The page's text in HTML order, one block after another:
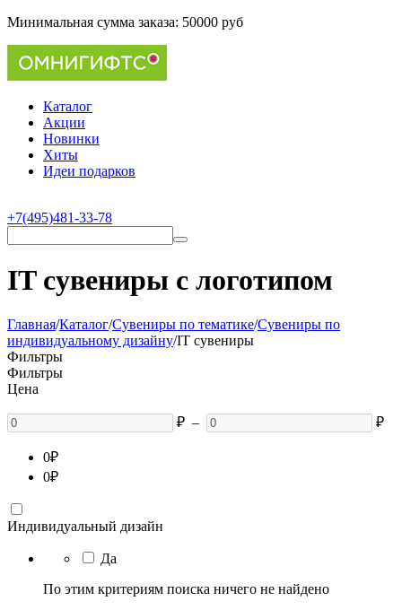
Минимальная сумма заказа: 50000 руб
Каталог
Акции
Новинки
Хиты
Идеи подарков
+7(495)481-33-78
IT сувениры с логотипом
Главная/Каталог/Сувениры по тематике/Cувениры по
индивидуальному дизайну/IT сувениры
Фильтры
Фильтры
Цена
₽ – ₽
0₽
0₽
Индивидуальный дизайн
Да
По этим критериям поиска ничего не найдено